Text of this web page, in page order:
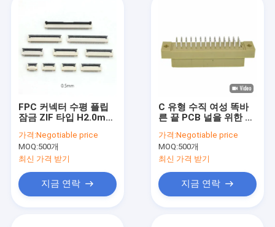
FPC 커넥터 수평 플립
잠금 ZIF 타입 H2.0mm
FPC/FFC 커넥터
가격:Negotiable price
MOQ:500개
최신 가격 받기
지금 연락
C 유형 수직 여성 똑바
른 끝 PCB 널을 위한 우
가격:Negotiable price
MOQ:500개
최신 가격 받기
지금 연락